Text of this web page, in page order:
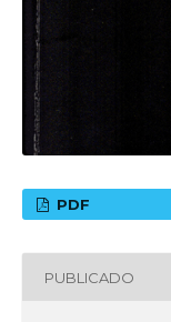
PDF
PUBLICADO